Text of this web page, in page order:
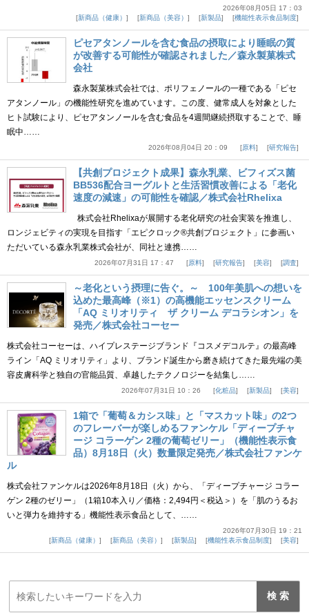
2026年08月05日 17：03
新商品（健康）
新商品（美容） 新製品 機能性表示食品制度
ピセアタンノールを含む食品の摂取により睡眠の質
が改善する可能性が確認されました／森永製菓株式
会社
森永製菓株式会社では、ポリフェノールの一種である「ピセ
アタンノール」の機能性研究を進めています。この度、健常成人を対象とした
ヒト試験により、ピセアタンノールを含む食品を4週間継続摂取することで、睡
眠中……
2026年08月04日 20：09 原料 研究報告
【共創プロジェクト成果】森永乳業、ビフィズス菌
BB536配合ヨーグルトと生活習慣改善による「老化
速度の減速」の可能性を確認／株式会社Rhelixa
株式会社Rhelixaが展開する老化研究の社会実装を推進し、
ロンジェビティの実現を目指す「エピクロック®共創プロジェクト」に参画い
ただいている森永乳業株式会社が、同社と連携……
2026年07月31日 17：47 原料 研究報告 美容 調査
～老化という摂理に告ぐ。～ 100年美肌への想いを
込めた最高峰（※1）の高機能エッセンスクリーム
「AQ ミリオリティ ザ クリーム デコラシオン」を
発売／株式会社コーセー
株式会社コーセーは、ハイプレステージブランド『コスメデコルテ』の最高峰
ライン「AQ ミリオリティ」より、ブランド誕生から磨き続けてきた最先端の美
容皮膚科学と独自の官能品質、卓越したテクノロジーを結集し……
2026年07月31日 10：26 化粧品 新製品 美容
1箱で「葡萄＆カシス味」と「マスカット味」の2つ
のフレーバーが楽しめるファンケル「ディープチャ
ージ コラーゲン 2種の葡萄ゼリー」（機能性表示食
品）8月18日（火）数量限定発売／株式会社ファンケ
ル
株式会社ファンケルは2026年8月18日（火）から、「ディープチャージ コラー
ゲン 2種のゼリー」（1箱10本入り／価格：2,494円＜税込＞）を「肌のうるお
いと弾力を維持する」機能性表示食品として、……
2026年07月30日 19：21
新商品（健康）
新商品（美容） 新製品 機能性表示食品制度 美容